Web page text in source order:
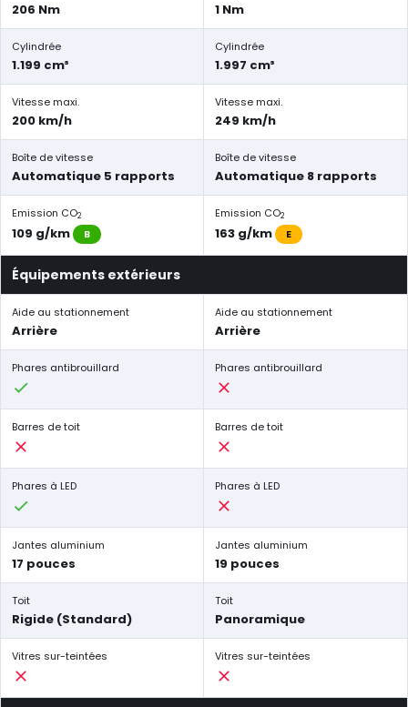
206 Nm 1 Nm
Cylindrée
1.199 cm³
Cylindrée
1.997 cm³
Vitesse maxi.
200 km/h
Vitesse maxi.
249 km/h
Boîte de vitesse
Automatique 5 rapports
Boîte de vitesse
Automatique 8 rapports
Emission CO2
109 g/km B
Emission CO2
163 g/km E
Équipements extérieurs
Aide au stationnement
Arrière
Aide au stationnement
Arrière
Phares antibrouillard Phares antibrouillard
Barres de toit Barres de toit
Phares à LED Phares à LED
Jantes aluminium
17 pouces
Jantes aluminium
19 pouces
Toit
Rigide (Standard)
Toit
Panoramique
Vitres sur-teintées Vitres sur-teintées